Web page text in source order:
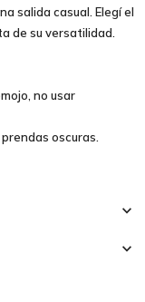
salida casual. Elegí el
de su versatilidad.
no usar
oscuras.